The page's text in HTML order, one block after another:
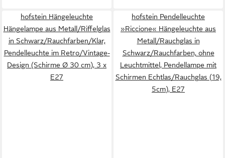
hofstein Hängeleuchte
Hängelampe aus Metall/Riffelglas
in Schwarz/Rauchfarben/Klar,
Pendelleuchte im Retro/Vintage-
Design (Schirme Ø 30 cm), 3 x
E27
hofstein Pendelleuchte
»Riccione« Hängeleuchte aus
Metall/Rauchglas in
Schwarz/Rauchfarben, ohne
Leuchtmittel, Pendellampe mit
Schirmen Echtlas/Rauchglas (19,
5cm), E27